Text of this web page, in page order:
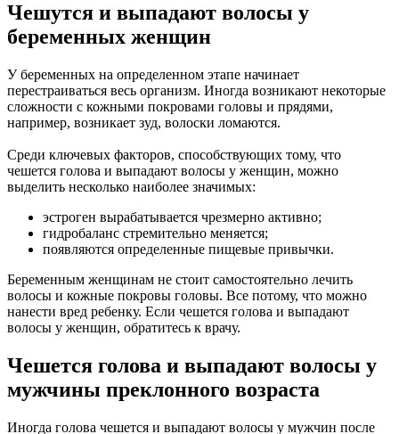
Чешутся и выпадают волосы у
беременных женщин
У беременных на определенном этапе начинает
перестраиваться весь организм. Иногда возникают некоторые
сложности с кожными покровами головы и прядями,
например, возникает зуд, волоски ломаются.
Среди ключевых факторов, способствующих тому, что
чешется голова и выпадают волосы у женщин, можно
выделить несколько наиболее значимых:
эстроген вырабатывается чрезмерно активно;
гидробаланс стремительно меняется;
появляются определенные пищевые привычки.
Беременным женщинам не стоит самостоятельно лечить
волосы и кожные покровы головы. Все потому, что можно
нанести вред ребенку. Если чешется голова и выпадают
волосы у женщин, обратитесь к врачу.
Чешется голова и выпадают волосы у
мужчины преклонного возраста
Иногда голова чешется и выпадают волосы у мужчин после